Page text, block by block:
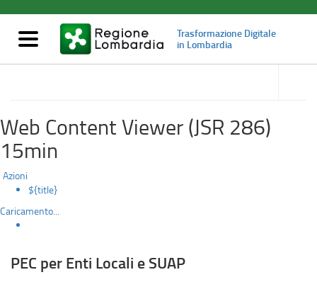
contenuto
principale
PEC
per
Enti
e
SUAP
Mostra/nascondi
navigazione
Trasformazione Digitale
in Lombardia
accedi
Web Content Viewer (JSR 286)
15min
Azioni
${title}
Caricamento...
PEC per Enti Locali e SUAP